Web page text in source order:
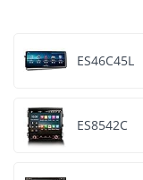
ES46C45L
ES8542C